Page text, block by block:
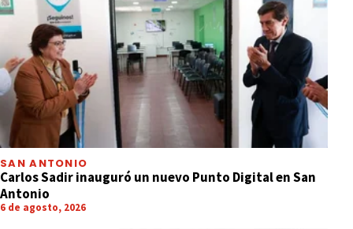
SAN ANTONIO
Carlos Sadir inauguró un nuevo Punto Digital en San
Antonio
6 de agosto, 2026